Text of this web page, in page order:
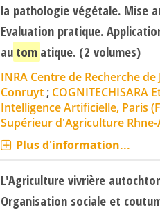
la pathologie végétale. Mise
Evaluation pratique.
au tom atique. (2 volumes)
INRA Centre de Recherche de
Conruyt; COGNITECHISARA
Intelligence Artificielle, Paris
Supérieur d'Agriculture Rhne-
Plus d'information...
L'Agriculture vivrière
Organisation sociale et